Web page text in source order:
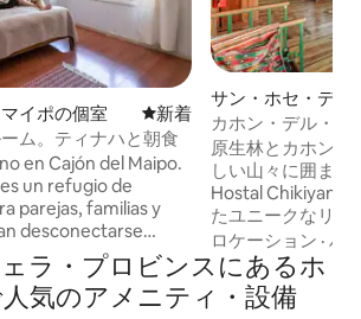
イポの個室 新しい宿泊先
新着
ム。ティナハと朝食
en Cajón del Maipo.
un refugio de
parejas, familias y
desconectarse
🏔️Relájate
caliente bajo las
de nuestro
サン・ホセ・デ・
カホン・デル・マ
ォレストでのロマ
原生林とカホン・
しい山々に囲ま
Hostal Chikiyanは
たユニークなリト
と過ごしたり、
グコースを探索
癒しのマッサージ
ホットタブで星
ロケーション ·ハ
ラ・プロビンスにあるホ
気のアメニティ・設備